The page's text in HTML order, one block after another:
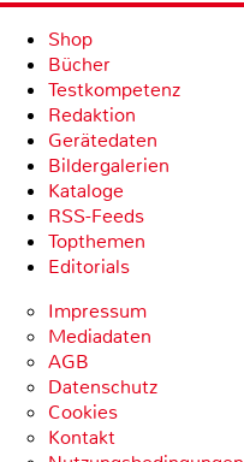
Shop
Bücher
Testkompetenz
Redaktion
Gerätedaten
Bildergalerien
Kataloge
RSS-Feeds
Topthemen
Editorials
Impressum
Mediadaten
AGB
Datenschutz
Cookies
Kontakt